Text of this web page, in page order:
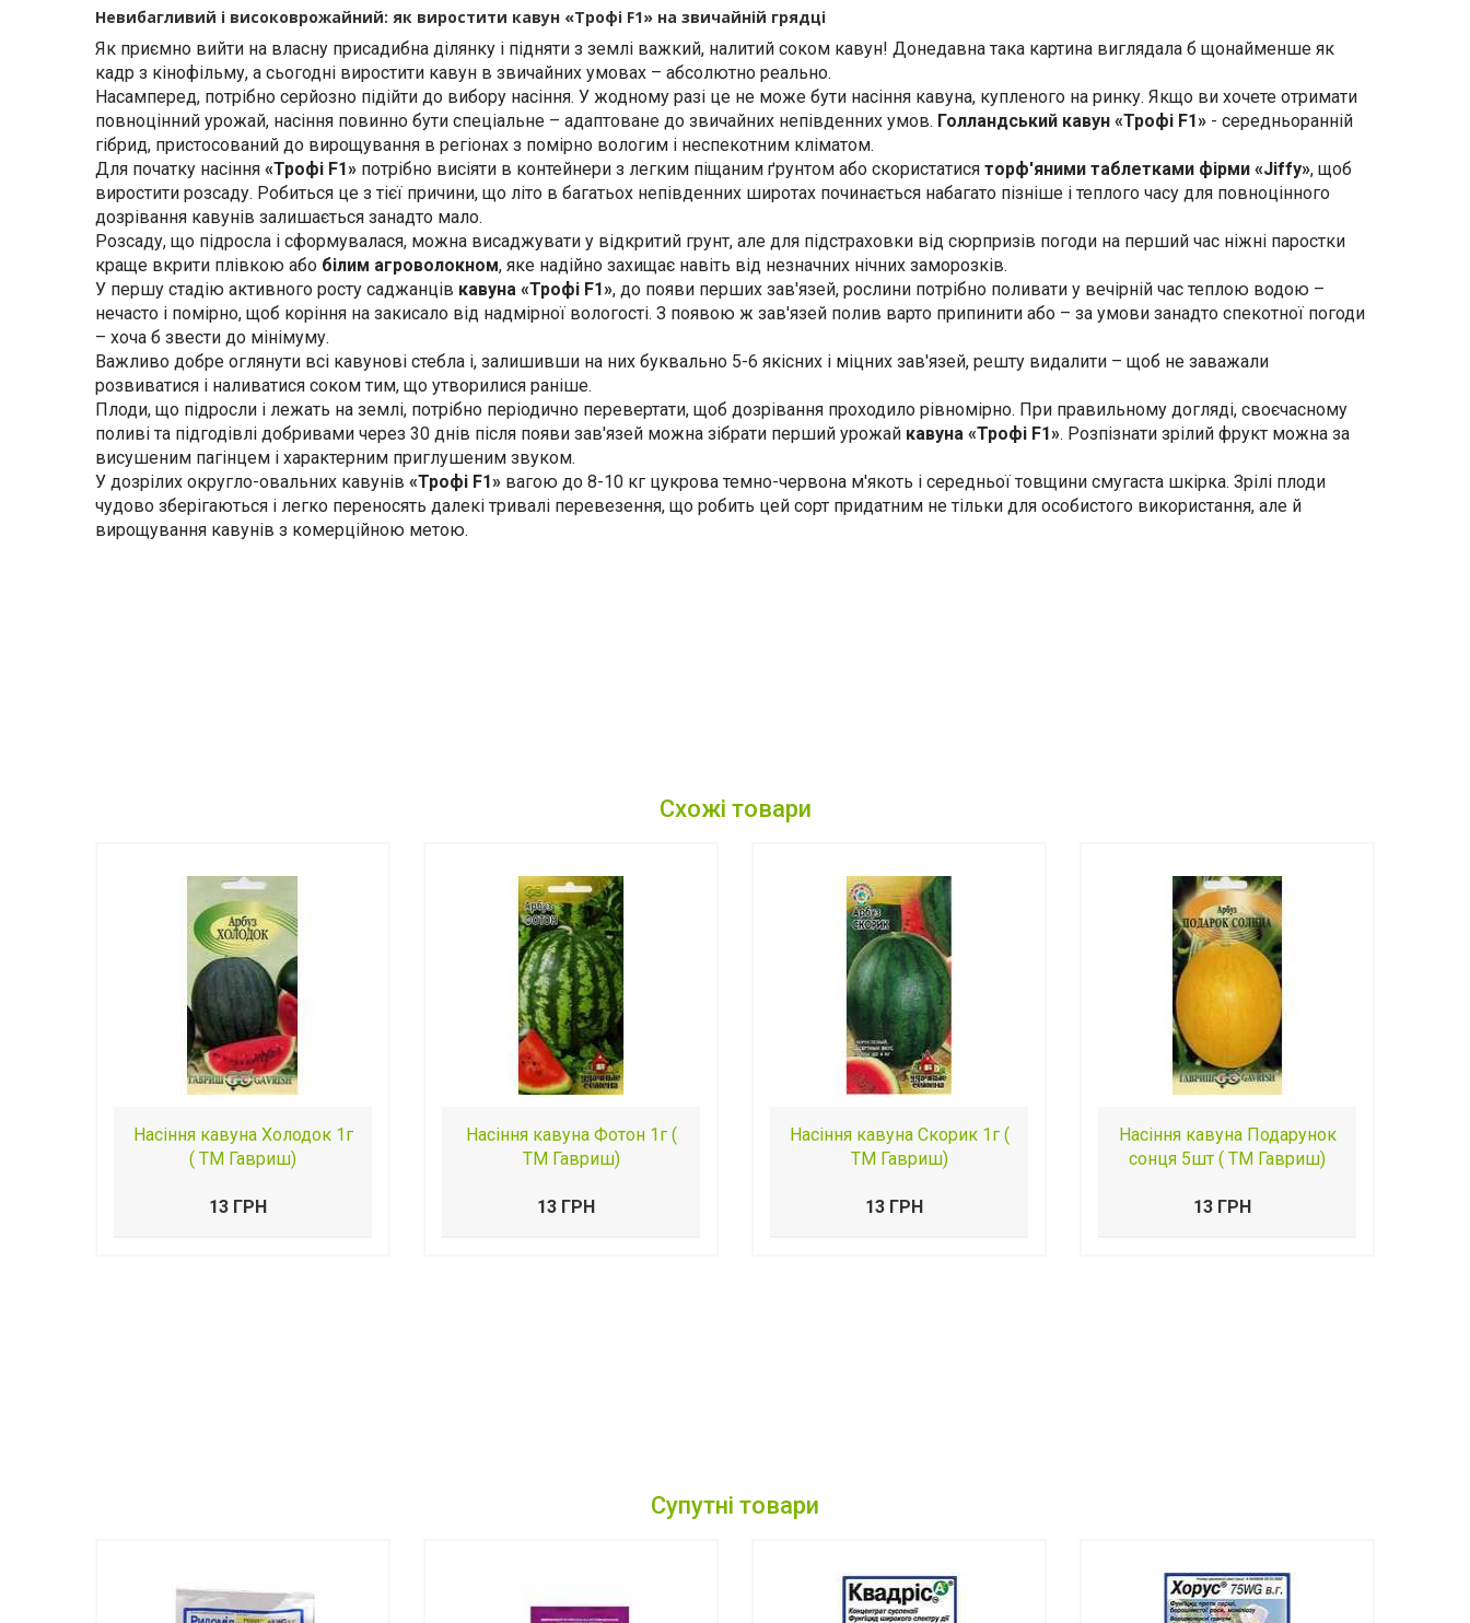
Невибагливий і високоврожайний: як виростити кавун «Трофі F1» на звичайній грядці
Як приємно вийти на власну присадибна ділянку і підняти з землі важкий, налитий соком кавун! Донедавна така картина виглядала б щонайменше як
кадр з кінофільму, а сьогодні виростити кавун в звичайних умовах – абсолютно реально.
Насамперед, потрібно серйозно підійти до вибору насіння. У жодному разі це не може бути насіння кавуна, купленого на ринку. Якщо ви хочете отримати
повноцінний урожай, насіння повинно бути спеціальне – адаптоване до звичайних непівденних умов. Голландський кавун «Трофі F1» - середньоранній
гібрид, пристосований до вирощування в регіонах з помірно вологим і неспекотним кліматом.
Для початку насіння «Трофі F1» потрібно висіяти в контейнери з легким піщаним ґрунтом або скористатися торф'яними таблетками фірми «Jiffy», щоб
виростити розсаду. Робиться це з тієї причини, що літо в багатьох непівденних широтах починається набагато пізніше і теплого часу для повноцінного
дозрівання кавунів залишається занадто мало.
Розсаду, що підросла і сформувалася, можна висаджувати у відкритий грунт, але для підстраховки від сюрпризів погоди на перший час ніжні паростки
краще вкрити плівкою або білим агроволокном, яке надійно захищає навіть від незначних нічних заморозків.
У першу стадію активного росту саджанців кавуна «Трофі F1», до появи перших зав'язей, рослини потрібно поливати у вечірній час теплою водою –
нечасто і помірно, щоб коріння на закисало від надмірної вологості. З появою ж зав'язей полив варто припинити або – за умови занадто спекотної погоди
– хоча б звести до мінімуму.
Важливо добре оглянути всі кавунові стебла і, залишивши на них буквально 5-6 якісних і міцних зав'язей, решту видалити – щоб не заважали
розвиватися і наливатися соком тим, що утворилися раніше.
Плоди, що підросли і лежать на землі, потрібно періодично перевертати, щоб дозрівання проходило рівномірно. При правильному догляді, своєчасному
поливі та підгодівлі добривами через 30 днів після появи зав'язей можна зібрати перший урожай кавуна «Трофі F1». Розпізнати зрілий фрукт можна за
висушеним пагінцем і характерним приглушеним звуком.
У дозрілих округло-овальних кавунів «Трофі F1» вагою до 8-10 кг цукрова темно-червона м'якоть і середньої товщини смугаста шкірка. Зрілі плоди
чудово зберігаються і легко переносять далекі тривалі перевезення, що робить цей сорт придатним не тільки для особистого використання, але й
вирощування кавунів з комерційною метою.
Схожі товари
Насіння кавуна Холодок 1г
( ТМ Гавриш)
13 ГРН
Насіння кавуна Фотон 1г (
ТМ Гавриш)
13 ГРН
Насіння кавуна Скорик 1г (
ТМ Гавриш)
13 ГРН
Насіння кавуна Подарунок
сонця 5шт ( ТМ Гавриш)
13 ГРН
Супутні товари